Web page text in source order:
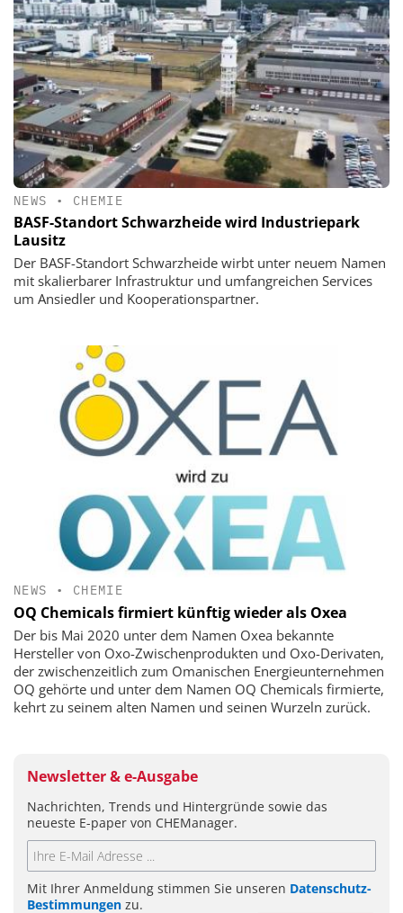
NEWS • CHEMIE
BASF-Standort Schwarzheide wird Industriepark
Lausitz
Der BASF-Standort Schwarzheide wirbt unter neuem Namen
mit skalierbarer Infrastruktur und umfangreichen Services
um Ansiedler und Kooperationspartner.
NEWS • CHEMIE
OQ Chemicals firmiert künftig wieder als Oxea
Der bis Mai 2020 unter dem Namen Oxea bekannte
Hersteller von Oxo-Zwischenprodukten und Oxo-Derivaten,
der zwischenzeitlich zum Omanischen Energieunternehmen
OQ gehörte und unter dem Namen OQ Chemicals firmierte,
kehrt zu seinem alten Namen und seinen Wurzeln zurück.
Newsletter & e-Ausgabe
Nachrichten, Trends und Hintergründe sowie das
neueste E-paper von CHEManager.
Mit Ihrer Anmeldung stimmen Sie unseren Datenschutz-
Bestimmungen zu.